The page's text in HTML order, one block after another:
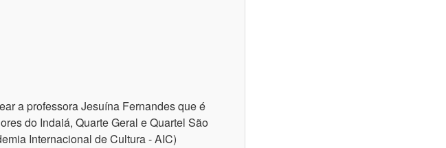
a professora Jesuína Fernandes que é
do Indaiá, Quarte Geral e Quartel São
Internacional de Cultura - AIC)